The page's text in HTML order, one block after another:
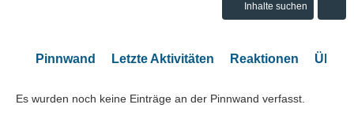
Inhalte suchen
Pinnwand Letzte Aktivitäten Reaktionen Über
Es wurden noch keine Einträge an der Pinnwand verfasst.